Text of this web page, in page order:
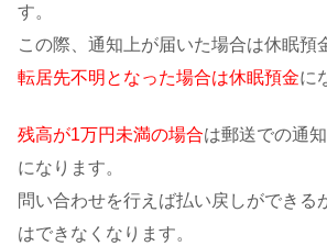
す。
この際、通知上が届いた場合は休眠預
転居先不明となった場合は休眠預金に
残高が1万円未満の場合は郵送での通
になります。
問い合わせを行えば払い戻しができる
はできなくなります。